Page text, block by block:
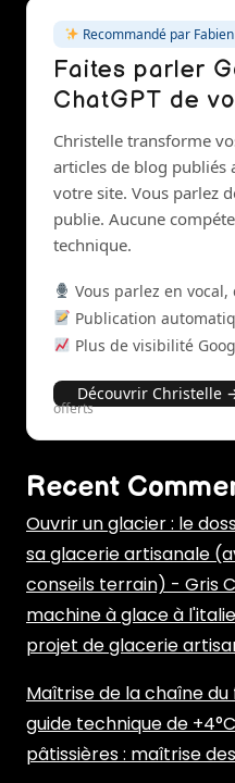
Recommandé par Fabien
Faites parler
ChatGPT de
Christelle transforme
articles de blog
votre site. Vous parlez
publie. Aucune
technique.
Vous parlez en vocal,
Publication
Plus de visibilité
Découvrir Christelle
offerts
Recent
Ouvrir un glacier : le
sa glacerie artisanale
conseils terrain) - Gris
machine à glace à
projet de glacerie
Maîtrise de la chaîne
guide technique de
pâtissières : maîtrise